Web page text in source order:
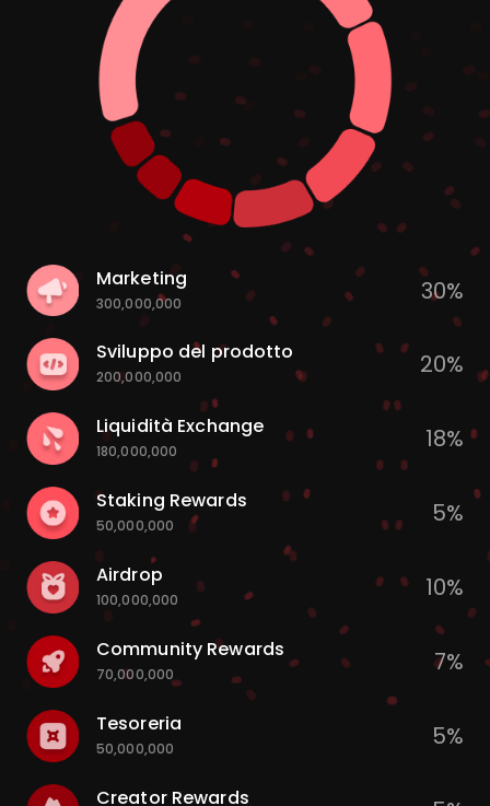
Marketing
300,000,000 30%
Sviluppo del prodotto
200,000,000 20%
Liquidità Exchange
180,000,000 18%
Staking Rewards
50,000,000 5%
Airdrop
100,000,000 10%
Community Rewards
70,000,000 7%
Tesoreria
50,000,000 5%
Creator Rewards